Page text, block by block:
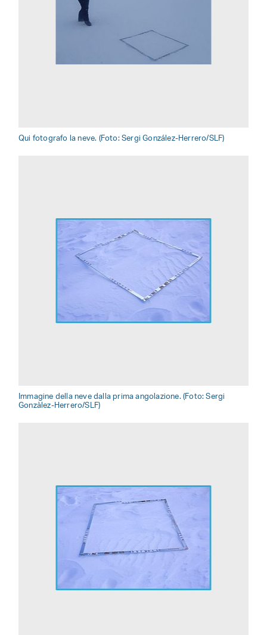
Qui fotografo la neve. (Foto: Sergi González-Herrero/SLF)
Immagine della neve dalla prima angolazione. (Foto: Sergi
Gonzàlez-Herrero/SLF)